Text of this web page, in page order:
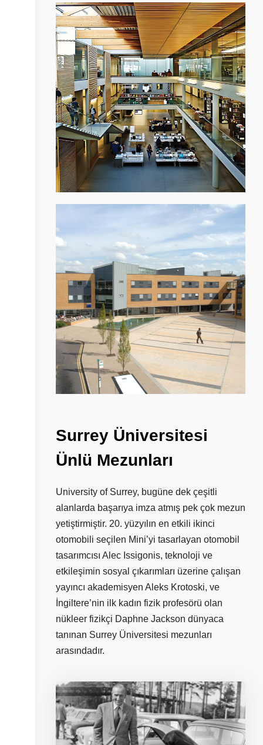
Surrey Üniversitesi
Ünlü Mezunları
University of Surrey, bugüne dek çeşitli
alanlarda başarıya imza atmış pek çok mezun
yetiştirmiştir. 20. yüzyılın en etkili ikinci
otomobili seçilen Mini’yi tasarlayan otomobil
tasarımcısı Alec Issigonis, teknoloji ve
etkileşimin sosyal çıkarımları üzerine çalışan
yayıncı akademisyen Aleks Krotoski, ve
İngiltere’nin ilk kadın fizik profesörü olan
nükleer fizikçi Daphne Jackson dünyaca
tanınan Surrey Üniversitesi mezunları
arasındadır.